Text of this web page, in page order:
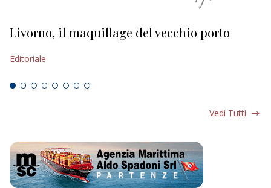
Livorno, il maquillage del vecchio porto
Editoriale
Vedi Tutti